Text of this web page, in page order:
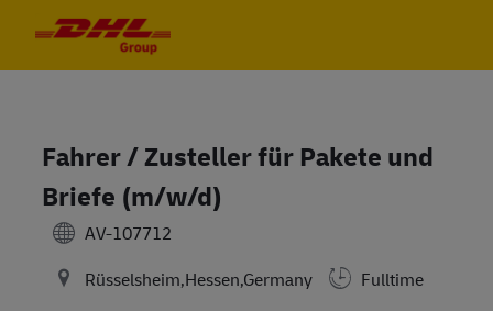
Fahrer / Zusteller für Pakete und
Briefe (m/w/d)
AV-107712
Rüsselsheim,Hessen,Germany
Fulltime